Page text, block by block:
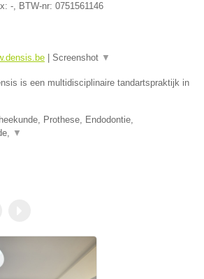
-, BTW-nr: 0751561146
Screenshot ▼
is een multidisciplinaire tandartspraktijk in
Prothese, Endodontie,
▼